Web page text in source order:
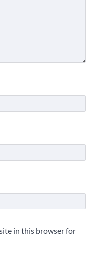
in this browser for